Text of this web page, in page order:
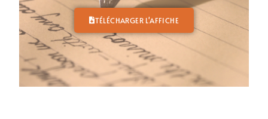
TÉLÉCHARGER L'AFFICHE